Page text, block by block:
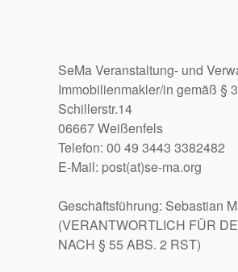
SeMa Veranstaltung- und
Immobilienmakler/in gemäß §
Schillerstr.14
06667 Weißenfels
Telefon: 00 49 3443 3382482
E-Mail: post(at)se-ma.org
Geschäftsführung: Sebastian
(VERANTWORTLICH FÜR
NACH § 55 ABS. 2 RST)